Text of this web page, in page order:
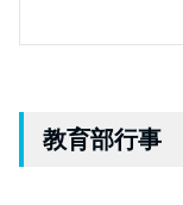
教育部行事